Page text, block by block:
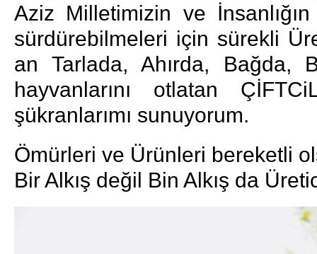
Aziz Milletimizin ve
sürdürebilmeleri için sürekli
an Tarlada, Ahırda, Bağda,
hayvanlarını otlatan
şükranlarımı sunuyorum.
Ömürleri ve Ürünleri bereketli
Bir Alkış değil Bin Alkış da Üre